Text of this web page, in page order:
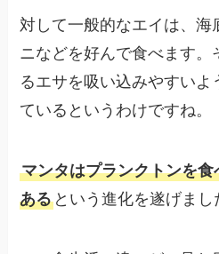
対して一般的なエイは、海
ニなどを好んで食べます。
るエサを吸い込みやすいよ
ているというわけですね。
マンタはプランクトンを
ある という進化を遂げまし